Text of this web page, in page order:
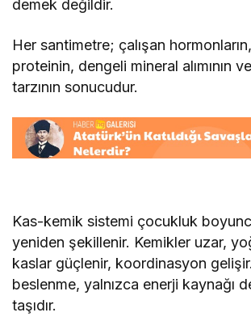
demek değildir.
Her santimetre; çalışan
proteinin, dengeli mineral alımının
tarzının sonucudur.
Kas-kemik sistemi çocukluk
yeniden şekillenir. Kemikler uzar,
kaslar güçlenir, koordinasyon
beslenme, yalnızca enerji kaynağı
taşıdır.